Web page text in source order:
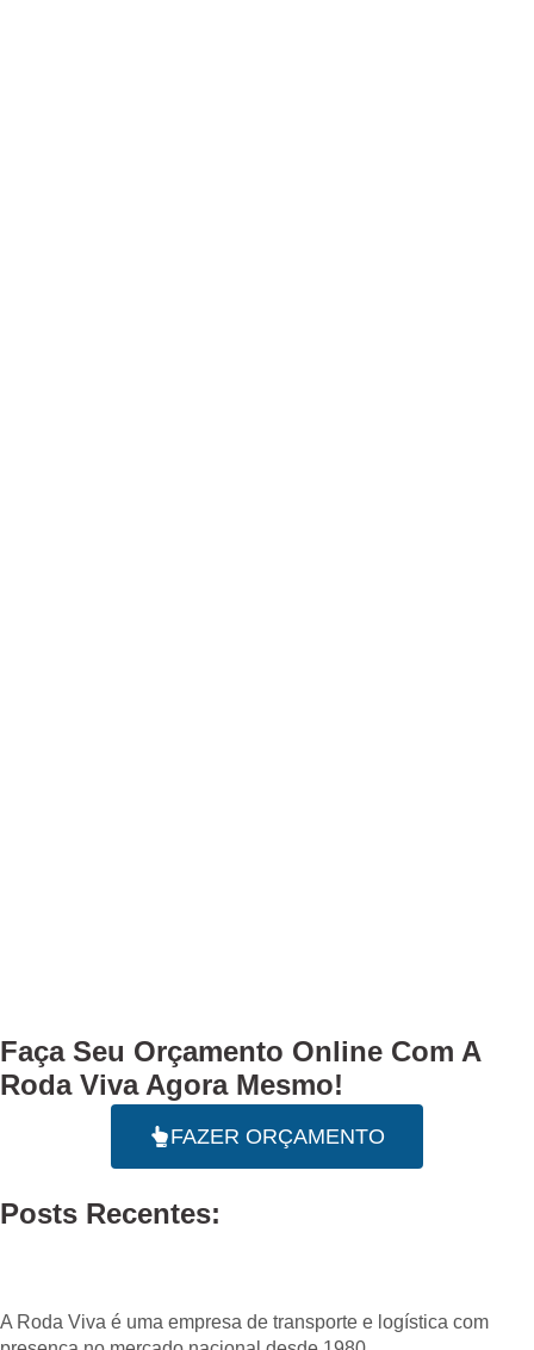
Faça Seu Orçamento Online Com A
Roda Viva Agora Mesmo!
FAZER ORÇAMENTO
Posts Recentes:
A Roda Viva é uma empresa de transporte e logística com